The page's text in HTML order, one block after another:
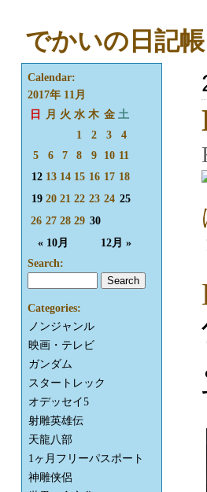
でかいの日記帳
Calendar:
2017年 11月
日
月 火 水 木 金 土
« 10月 12月 »
1 2 3
4
5
6 7 8 9 10 11
12 13 14 15 16 17 18
19 20 21 22 23 24 25
26 27 28 29 30
Search:
Categories:
ノンジャンル
映画・テレビ
ガンダム
スタートレック
オデッセイ5
射雕英雄伝
天龍八部
1ヶ月フリーパスポート
神雕侠侶